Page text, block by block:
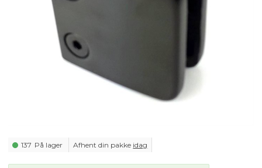
137 På lager Afhent din pakke idag